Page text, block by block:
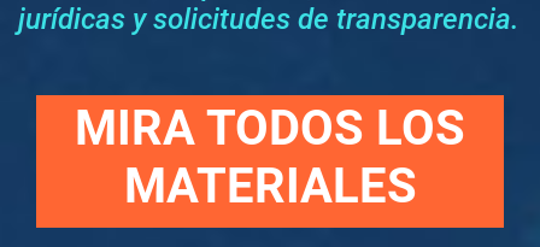
jurídicas y solicitudes de transparencia.
MIRA TODOS LOS
MATERIALES